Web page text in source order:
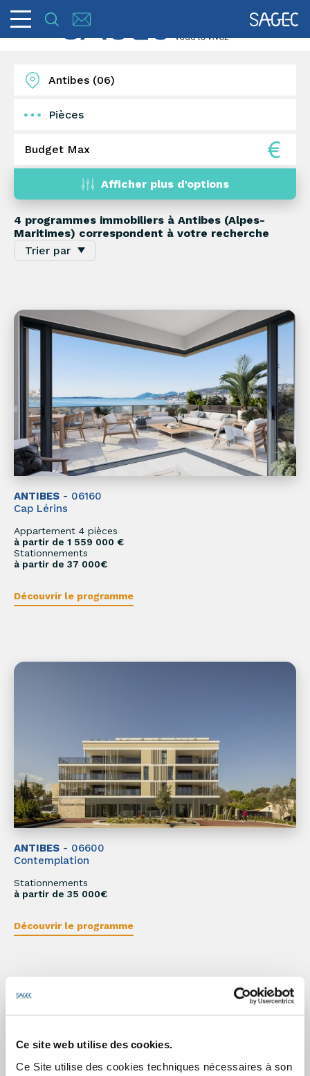
Ce site web utilise des cookies.
Ce Site utilise des cookies techniques nécessaires à son
Pièces
1
Afficher plus d'options
4 programmes immobiliers à Antibes (Alpes-
Maritimes) correspondent à votre recherche
Trier par
ANTIBES - 06160
Cap Lérins
Appartement 4 pièces
à partir de 1 559 000 €
Stationnements
à partir de 37 000€
Découvrir le programme
ANTIBES - 06600
Contemplation
Stationnements
à partir de 35 000€
Découvrir le programme